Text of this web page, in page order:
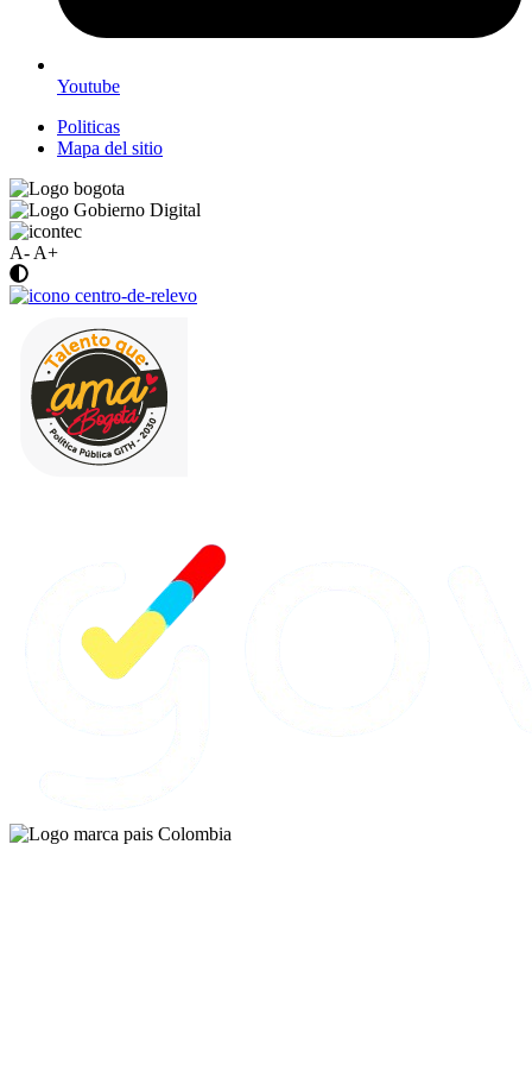
Youtube
Politicas
Mapa del sitio
A- A+